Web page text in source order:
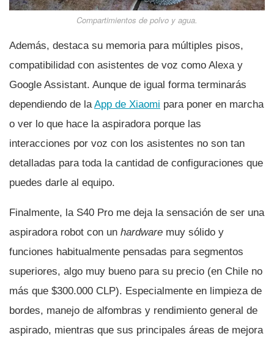
Compartimientos de polvo y agua.
Además, destaca su memoria para múltiples pisos,
compatibilidad con asistentes de voz como Alexa y
Google Assistant. Aunque de igual forma terminarás
dependiendo de laApp de Xiaomi para poner en marcha
o ver lo que hace la aspiradora porque las
interacciones por voz con los asistentes no son tan
detalladas para toda la cantidad de configuraciones que
puedes darle al equipo.
Finalmente, la S40 Pro me deja la sensación de ser una
aspiradora robot con un hardware muy sólido y
funciones habitualmente pensadas para segmentos
superiores, algo muy bueno para su precio (en Chile no
más que $300.000 CLP). Especialmente en limpieza de
bordes, manejo de alfombras y rendimiento general de
aspirado, mientras que sus principales áreas de mejora